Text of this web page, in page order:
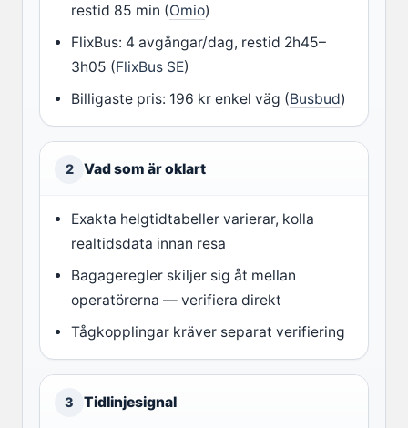
restid 85 min (Omio)
FlixBus: 4 avgångar/dag, restid 2h45–
3h05 (FlixBus SE)
Billigaste pris: 196 kr enkel väg (Busbud)
2 Vad som är oklart
Exakta helgtidtabeller varierar, kolla
realtidsdata innan resa
Bagageregler skiljer sig åt mellan
operatörerna — verifiera direkt
Tågkopplingar kräver separat verifiering
3 Tidlinjesignal